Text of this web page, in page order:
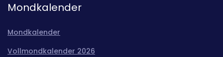
Mondkalender
Mondkalender
Vollmondkalender 2026